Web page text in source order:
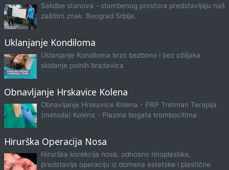
Selidbe stanova - stambenog prostora predstavljaju naš
zaštitni znak. Beograd Srbija.
Uklanjanje Kondiloma
Uklanjanje Kondiloma brzo bezbono i bez ožiljaka
skidanje polnih bradavica
Obnavljanje Hrskavice Kolena
Obnavljanje Hrskavice Kolena - PRP Tretman Terapija
(metoda) Kolena - Plazma bogata trombocitima
Hirurška Operacija Nosa
Hirurška korekcija nosa, odnosno rinoplastika,
predstavlja operaciju iz domena estetske i plastične